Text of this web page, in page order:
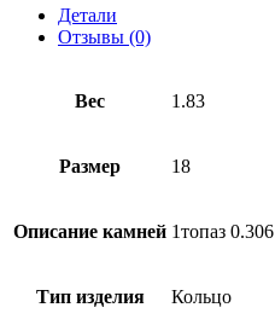
пробы
Детали
Отзывы (0)
Вес 1.83
Размер 18
Описание камней 1топаз 0.306
Тип изделия Кольцо